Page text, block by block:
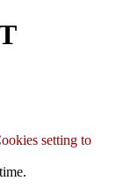
setting to